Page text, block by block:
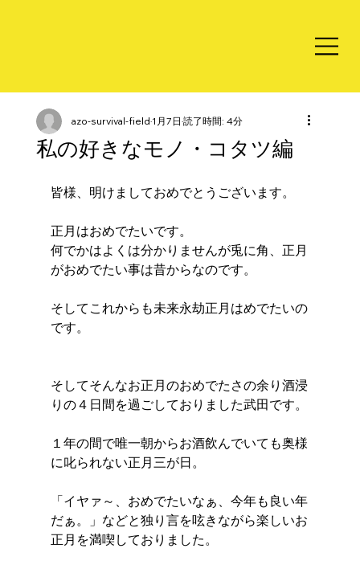
私の好きなモノ・コタツ編
azo-survival-field1月7日 読了時間: 4分
皆様、明けましておめでとうございます。
正月はおめでたいです。
何でかはよくは分かりませんが兎に角、正月
がおめでたい事は昔からなのです。
そしてこれからも未来永劫正月はめでたいの
です。
そしてそんなお正月のおめでたさの余り酒浸
りの４日間を過ごしておりました武田です。
１年の間で唯一朝からお酒飲んでいても奥様
に叱られない正月三が日。
「イヤァ～、おめでたいなぁ、今年も良い年
だぁ。」などと独り言を呟きながら楽しいお
正月を満喫しておりました。